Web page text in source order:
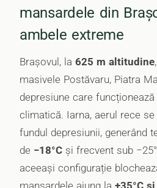
mansardele din
ambele extreme
Brașovul, la 625 m altitudine
masivele Postăvaru, Piatra
depresiune care
climatică. Iarna, aerul rece
fundul depresiunii, generând
de −18°C și frecvent sub
aceeași configurație
mansardele ajung la +35°C